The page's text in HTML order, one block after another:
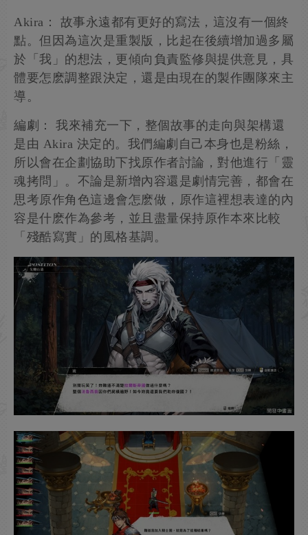
Akira： 故事永遠都有更好的寫法，這沒有一個終
點。但因為這次是重製版，比起在後續增加過多屬
於「我」的想法，更傾向負責監修與提供意見，具
體要怎麽調整跟決定，還是由現在的製作團隊來主
導。
編劇： 我來補充一下，整個故事的走向與架構還
是由 Akira 決定的。我們編劇自己本身也是粉絲，
所以會在企劃協助下找原作者討論，對他進行「靈
魂拷問」。不論是新增內容還是劇情完善，都會在
思考原作角色這邊會怎麽做，原作這裡想表達的內
容是什麽作為參考，並且盡量保持原作本來比較
「殘酷寫實」的風格基調。